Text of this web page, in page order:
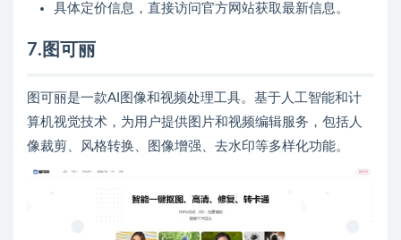
具体定价信息，直接访问官方网站获取最新信息。
7.图可丽
图可丽是一款AI图像和视频处理工具。基于人工智能和计
算机视觉技术，为用户提供图片和视频编辑服务，包括人
像裁剪、风格转换、图像增强、去水印等多样化功能。